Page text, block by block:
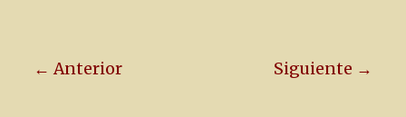
← Anterior Siguiente →